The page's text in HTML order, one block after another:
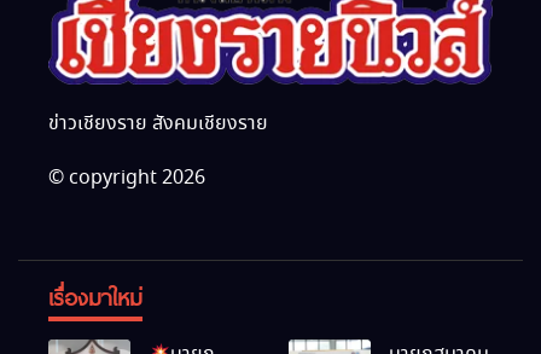
ข่าวเชียงราย สังคมเชียงราย
© copyright 2026
เรื่องมาใหม่